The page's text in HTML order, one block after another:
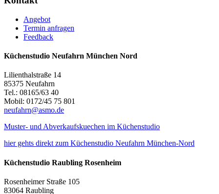
Angebot
Termin anfragen
Feedback
Küchenstudio Neufahrn München Nord
Lilienthalstraße 14
85375 Neufahrn
Tel.: 08165/63 40
Mobil: 0172/45 75 801
neufahrn@asmo.de
Muster- und Abverkaufskuechen im Küchenstudio
hier gehts direkt zum Küchenstudio Neufahrn München-Nord
Küchenstudio Raubling Rosenheim
Rosenheimer Straße 105
83064 Raubling